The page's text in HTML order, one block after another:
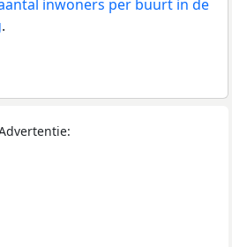
inwoners per buurt in de
.